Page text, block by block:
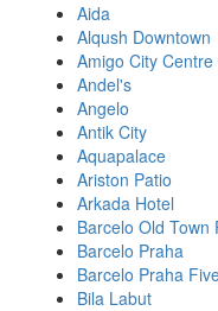
Aida
Alqush Downtown
Amigo City Centre
Andel's
Angelo
Antik City
Aquapalace
Ariston Patio
Arkada Hotel
Barcelo Old Town
Barcelo Praha
Barcelo Praha
Bila Labut